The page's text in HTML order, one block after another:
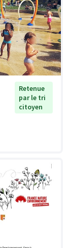
Retenue
par le tri
citoyen